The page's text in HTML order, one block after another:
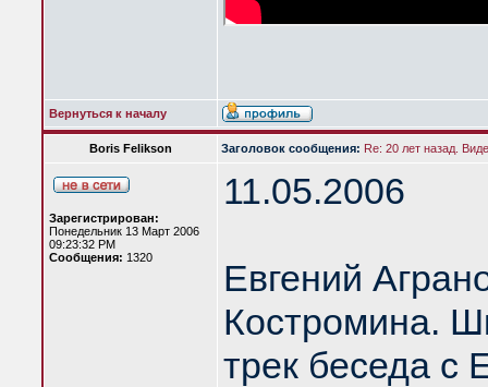
Вернуться к началу
Boris Felikson Заголовок сообщения: Re: 20 лет назад.
Зарегистрирован:
Понедельник 13 Март 2006
09:23:32 PM
Сообщения: 1320
11.05.2006
Евгений
Костромина.
трек беседа с